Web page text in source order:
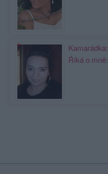
Kamarádka:
Říká o mně: